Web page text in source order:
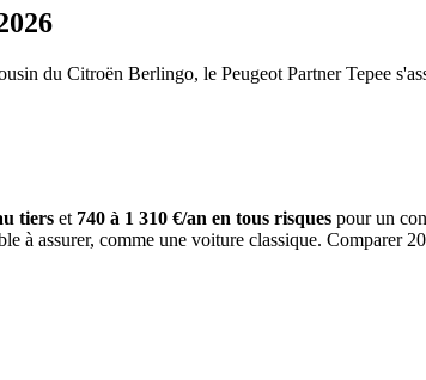
du Citroën Berlingo, le Peugeot Partner Tepee
tiers et 740 à 1 310 €/an en tous risques pour un
à assurer, comme une voiture classique. Comparer